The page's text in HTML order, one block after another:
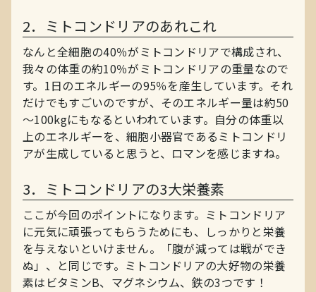
2．ミトコンドリアのあれこれ
なんと全細胞の40％がミトコンドリアで構成され、
我々の体重の約10％がミトコンドリアの重量なので
す。1日のエネルギーの95％を産生しています。それ
だけでもすごいのですが、そのエネルギー量は約50
～100kgにもなるといわれています。自分の体重以
上のエネルギーを、細胞小器官であるミトコンドリ
アが生成していると思うと、ロマンを感じますね。
3．ミトコンドリアの3大栄養素
ここが今回のポイントになります。ミトコンドリア
に元気に頑張ってもらうためにも、しっかりと栄養
を与えないといけません。「腹が減っては戦ができ
ぬ」、と同じです。ミトコンドリアの大好物の栄養
素はビタミンB、マグネシウム、鉄の3つです！